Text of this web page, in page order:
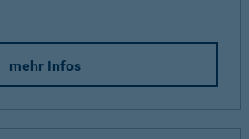
mehr Infos